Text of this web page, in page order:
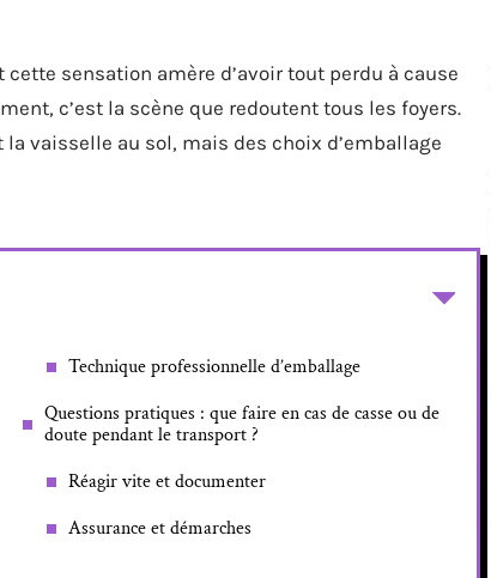
sensation amère d’avoir tout perdu à cause
c’est la scène que redoutent tous les foyers.
vaisselle au sol, mais des choix d’emballage
Technique professionnelle d’emballage
Questions pratiques : que faire en cas de casse ou de
doute pendant le transport ?
Réagir vite et documenter
Assurance et démarches